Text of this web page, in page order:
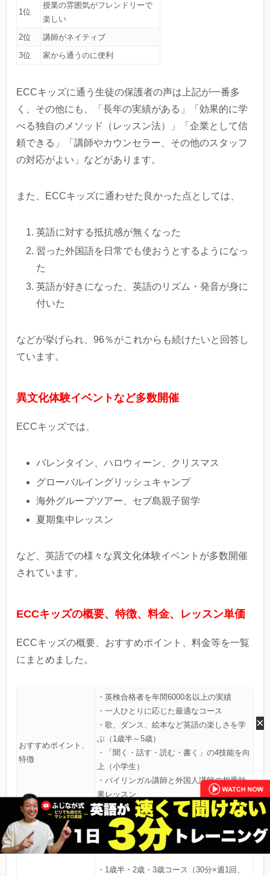
1位
授業の雰囲気がフレンドリーで
楽しい
2位
講師がネイティブ
3位
家から通うのに便利
ECCキッズに通う生徒の保護者の声は上記が一番多
く、その他にも、「長年の実績がある」「効果的に学
べる独自のメソッド（レッスン法）」「企業として信
頼できる」「講師やカウンセラー、その他のスタッフ
の対応がよい」などがあります。
また、ECCキッズに通わせた良かった点としては、
英語に対する抵抗感が無くなった
習った外国語を日常でも使おうとするようになっ
た
英語が好きになった、英語のリズム・発音が身に
付いた
などが挙げられ、96％がこれからも続けたいと回答し
ています。
異文化体験イベントなど多数開催
ECCキッズでは、
バレンタイン、ハロウィーン、クリスマス
グローバルイングリッシュキャンプ
海外グループツアー、セブ島親子留学
夏期集中レッスン
など、英語での様々な異文化体験イベントが多数開催
されています。
ECCキッズの概要、特徴、料金、レッスン単価
ECCキッズの概要、おすすめポイント、料金等を一覧
にまとめました。
おすすめポイント、
特徴
・英検合格者を年間6000名以上の実績
・一人ひとりに応じた最適なコース
・歌、ダンス、絵本など英語の楽しさを学
ぶ（1歳半～5歳）
・「聞く・話す・読む・書く」の4技能を向
上（小学生）
・バイリンガル講師と外国人講師の相乗効
果レッスン
・日本人スタッフによる安心サポート
＜キッズイングリッシュワールドコース※
外国人講師＞
・1歳半・2歳・3歳コース（30分×週1回、
×